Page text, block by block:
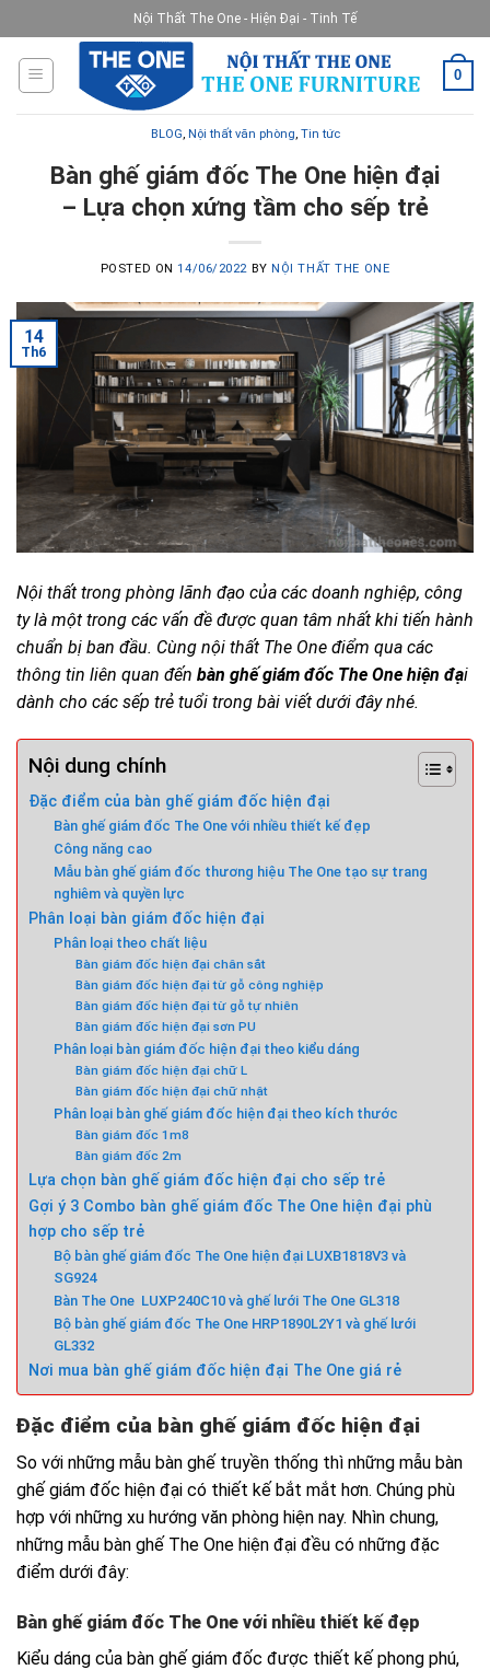
to
content
Nội Thất The One - Hiện Đại - Tinh Tế
0
BLOG, Nội thất văn phòng, Tin tức
Bàn ghế giám đốc The One hiện đại
– Lựa chọn xứng tầm cho sếp trẻ
POSTED ON14/06/2022 BY NỘI THẤT THE ONE
14
Th6
Nội thất trong phòng lãnh đạo của các doanh nghiệp, công
ty là một trong các vấn đề được quan tâm nhất khi tiến hành
chuẩn bị ban đầu. Cùng nội thất The One điểm qua các
thông tin liên quan đến bàn ghế giám đốc The One hiện đại
dành cho các sếp trẻ tuổi trong bài viết dưới đây nhé.
Nội dung chính
Đặc điểm của bàn ghế giám đốc hiện đại
Bàn ghế giám đốc The One với nhiều thiết kế đẹp
Công năng cao
Mẫu bàn ghế giám đốc thương hiệu The One tạo sự trang
nghiêm và quyền lực
Phân loại bàn giám đốc hiện đại
Phân loại theo chất liệu
Bàn giám đốc hiện đại chân sắt
Bàn giám đốc hiện đại từ gỗ công nghiệp
Bàn giám đốc hiện đại từ gỗ tự nhiên
Bàn giám đốc hiện đại sơn PU
Phân loại bàn giám đốc hiện đại theo kiểu dáng
Bàn giám đốc hiện đại chữ L
Bàn giám đốc hiện đại chữ nhật
Phân loại bàn ghế giám đốc hiện đại theo kích thước
Bàn giám đốc 1m8
Bàn giám đốc 2m
Lựa chọn bàn ghế giám đốc hiện đại cho sếp trẻ
Gợi ý 3 Combo bàn ghế giám đốc The One hiện đại phù
hợp cho sếp trẻ
Bộ bàn ghế giám đốc The One hiện đại LUXB1818V3 và
SG924
Bàn The One LUXP240C10 và ghế lưới The One GL318
Bộ bàn ghế giám đốc The One HRP1890L2Y1 và ghế lưới
GL332
Nơi mua bàn ghế giám đốc hiện đại The One giá rẻ
Đặc điểm của bàn ghế giám đốc hiện đại
So với những mẫu bàn ghế truyền thống thì những mẫu bàn
ghế giám đốc hiện đại có thiết kế bắt mắt hơn. Chúng phù
hợp với những xu hướng văn phòng hiện nay. Nhìn chung,
những mẫu bàn ghế The One hiện đại đều có những đặc
điểm dưới đây:
Bàn ghế giám đốc The One với nhiều thiết kế đẹp
Kiểu dáng của bàn ghế giám đốc được thiết kế phong phú,